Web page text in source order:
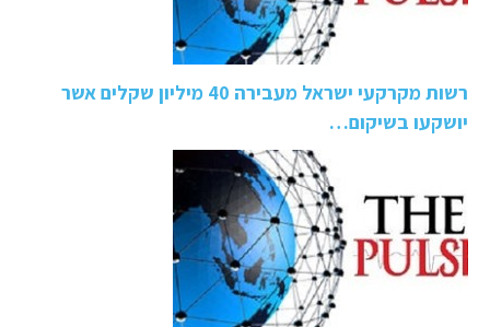
רשות מקרקעי ישראל מעבירה 40 מיליון שקלים אשר
יושקעו בשיקום…